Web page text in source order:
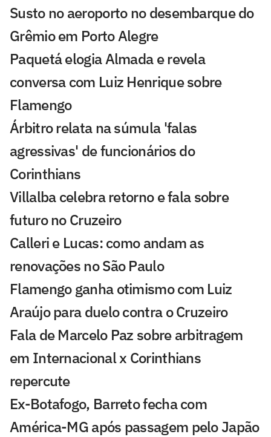
Susto no aeroporto no desembarque do
Grêmio em Porto Alegre
Paquetá elogia Almada e revela
conversa com Luiz Henrique sobre
Flamengo
Árbitro relata na súmula 'falas
agressivas' de funcionários do
Corinthians
Villalba celebra retorno e fala sobre
futuro no Cruzeiro
Calleri e Lucas: como andam as
renovações no São Paulo
Flamengo ganha otimismo com Luiz
Araújo para duelo contra o Cruzeiro
Fala de Marcelo Paz sobre arbitragem
em Internacional x Corinthians
repercute
Ex-Botafogo, Barreto fecha com
América-MG após passagem pelo Japão